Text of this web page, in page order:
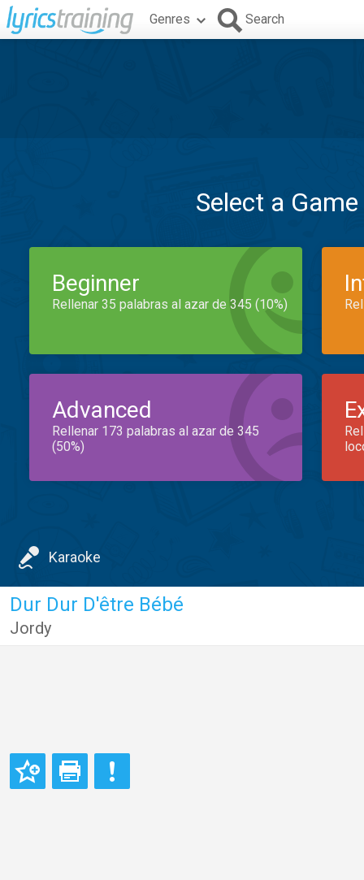
Genres Search
Select a
Beginner
Rellenar 35 palabras al azar de 345 (10%)
Advanced
Rellenar 173 palabras al azar de 345
(50%)
Karaoke
Dur Dur D'être Bébé
Jordy